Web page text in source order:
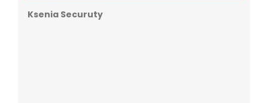
Ksenia Securuty